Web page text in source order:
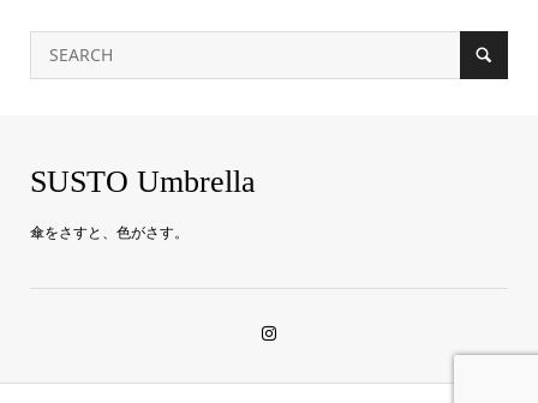
SUSTO Umbrella
傘をさすと、色がさす。